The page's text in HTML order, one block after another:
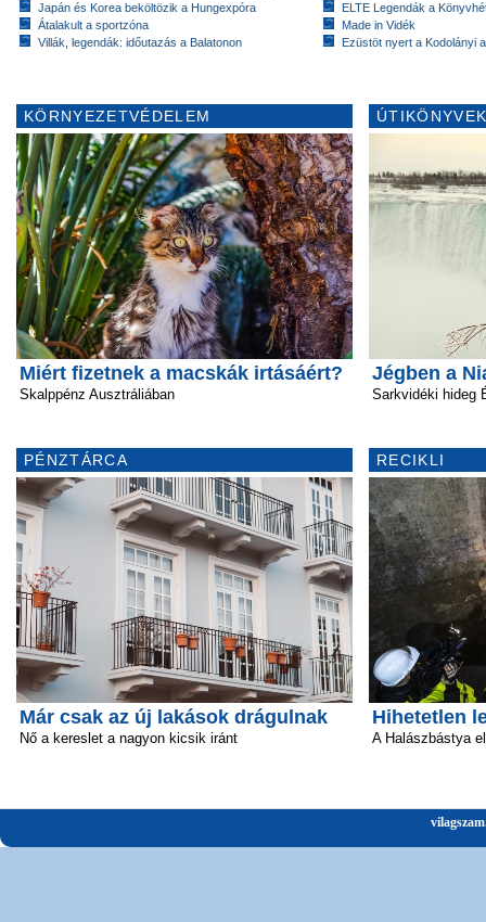
Japán és Korea beköltözik a Hungexpóra
Átalakult a sportzóna
Villák, legendák: időutazás a Balatonon
ELTE Legendák a
Made in Vidék
Ezüstöt nyert a Kodolányi
KÖRNYEZETVÉDELEM
Miért fizetnek a macskák irtásáért?
Skalppénz Ausztráliában
PÉNZTÁRCA
Már csak az új lakások drágulnak
Nő a kereslet a nagyon kicsik iránt
Jégben a
Sarkvidéki hideg
RECIKLI
Hihetetlen
A Halászbástya